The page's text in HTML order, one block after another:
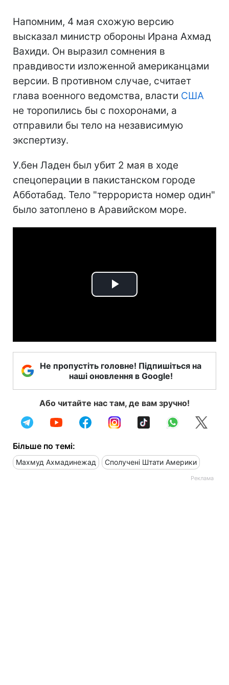
Напомним, 4 мая схожую версию
высказал министр обороны Ирана Ахмад
Вахиди. Он выразил сомнения в
правдивости изложенной американцами
версии. В противном случае, считает
глава военного ведомства, власти США
не торопились бы с похоронами, а
отправили бы тело на независимую
экспертизу.
У.бен Ладен был убит 2 мая в ходе
спецоперации в пакистанском городе
Абботабад. Тело "террориста номер один"
было затоплено в Аравийском море.
Play
Не пропустіть головне! Підпишіться на
наші оновлення в Google!
Або читайте нас там, де вам зручно!
Більше по темі:
Махмуд Ахмадинежад Сполучені Штати Америки